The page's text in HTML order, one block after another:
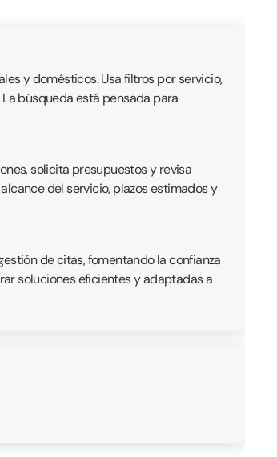
y domésticos. Usa filtros por servicio,
búsqueda está pensada para
solicita presupuestos y revisa
del servicio, plazos estimados y
de citas, fomentando la confianza
soluciones eficientes y adaptadas a